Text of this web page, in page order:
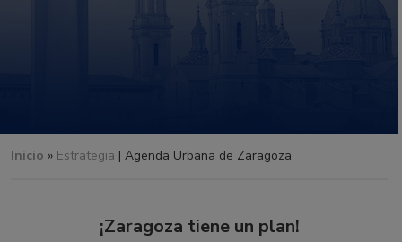
Inicio » Estrategia | Agenda Urbana de Zaragoza
¡Zaragoza tiene un plan!